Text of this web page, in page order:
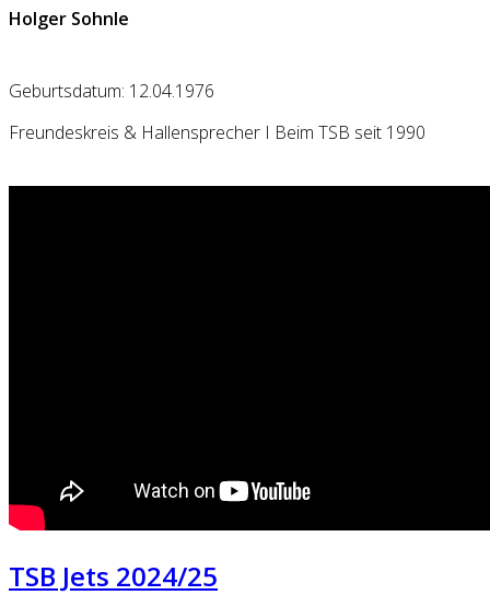
Holger Sohnle
Geburtsdatum: 12.04.1976
Freundeskreis & Hallensprecher I Beim TSB seit 1990
TSB Jets 2024/25